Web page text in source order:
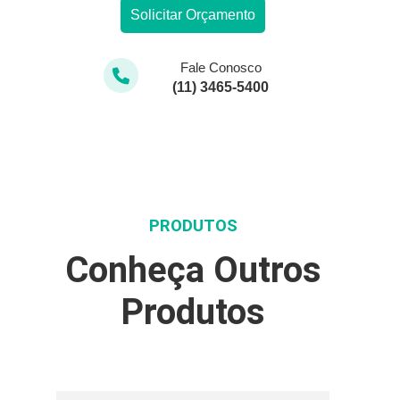
Solicitar Orçamento
Fale Conosco
(11) 3465-5400
PRODUTOS
Conheça Outros
Produtos